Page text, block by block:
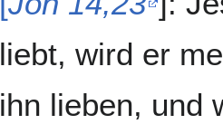
liebt, wird er
ihn lieben, und